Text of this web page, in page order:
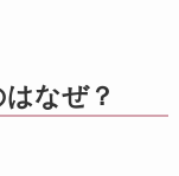
なぜ？